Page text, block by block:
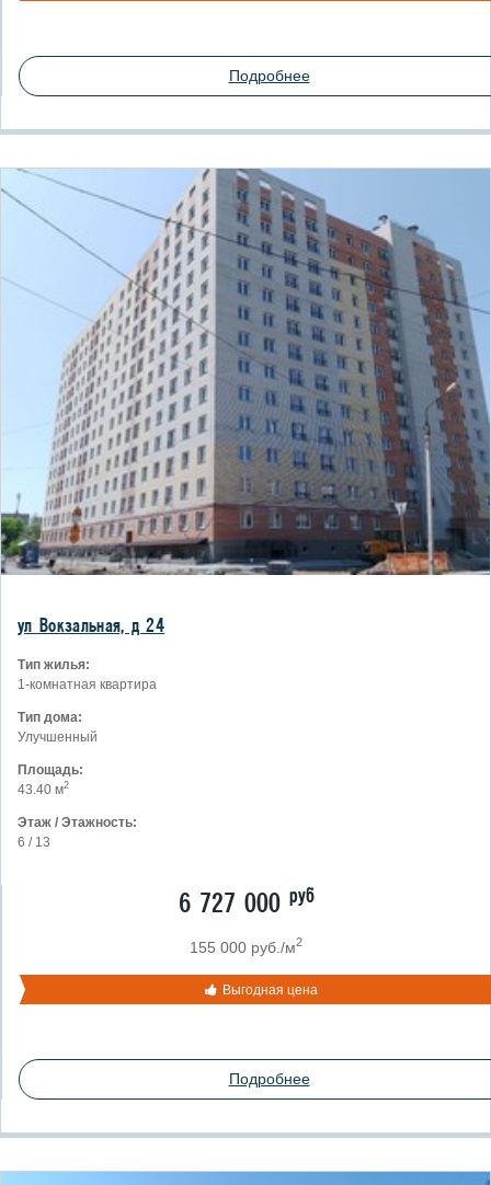
Подробнее
ул Вокзальная, д 24
Тип жилья:
1-комнатная квартира
Тип дома:
Улучшенный
Площадь:
43.40 м2
Этаж / Этажность:
6 / 13
6 727 000 руб
155 000 руб./м2
Выгодная цена
Подробнее